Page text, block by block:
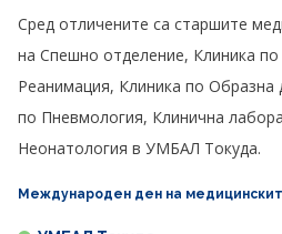
Сред отличените са старшите
на Спешно отделение, Клиника по
Реанимация, Клиника по Образна
по Пневмология, Клинична
Неонатология в УМБАЛ Токуда.
Международен ден на